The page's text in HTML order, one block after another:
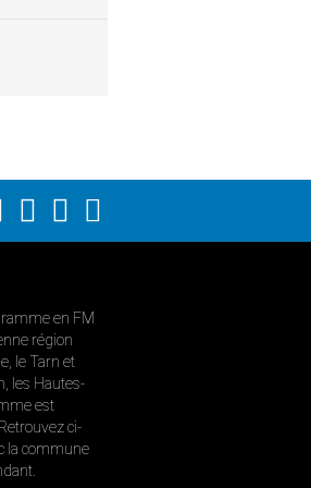
en FM
région
le Tarn et
les Hautes-
est
ci-
la commune